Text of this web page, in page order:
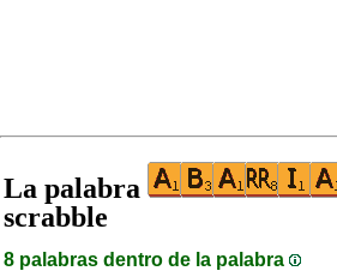
La palabra
scrabble
8 palabras dentro de la palabra